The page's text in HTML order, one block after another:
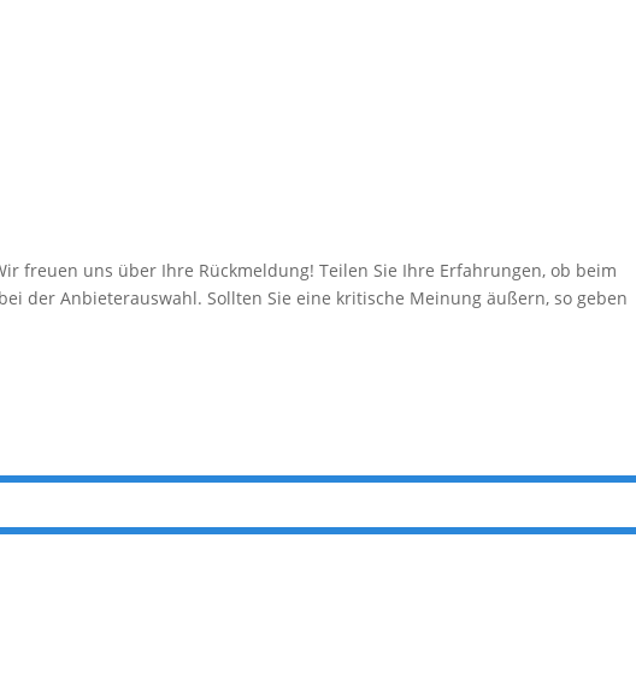
freuen uns über Ihre Rückmeldung! Teilen Sie Ihre Erfahrungen, ob beim
der Anbieterauswahl. Sollten Sie eine kritische Meinung äußern, so geben